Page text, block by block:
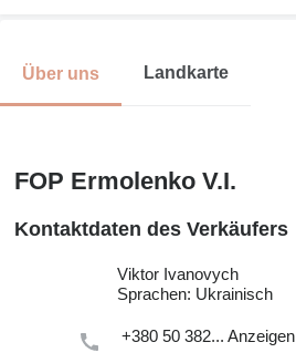
Über uns Landkarte
FOP Ermolenko V.I.
Kontaktdaten des Verkäufers
Viktor Ivanovych
Sprachen: Ukrainisch
+380 50 382... Anzeigen